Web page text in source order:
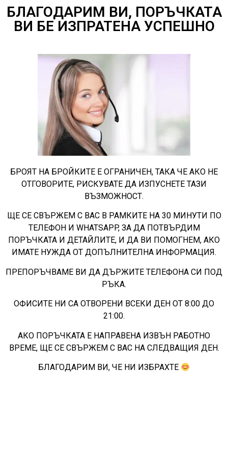
БЛАГОДАРИМ ВИ, ПОРЪЧКАТА
ВИ БЕ ИЗПРАТЕНА УСПЕШНО
БРОЯТ НА БРОЙКИТЕ Е ОГРАНИЧЕН, ТАКА ЧЕ АКО НЕ
ОТГОВОРИТЕ, РИСКУВАТЕ ДА ИЗПУСНЕТЕ ТАЗИ
ВЪЗМОЖНОСТ.
ЩЕ СЕ СВЪРЖЕМ С ВАС В РАМКИТЕ НА 30 МИНУТИ ПО
ТЕЛЕФОН И WHATSAPP, ЗА ДА ПОТВЪРДИМ
ПОРЪЧКАТА И ДЕТАЙЛИТЕ, И ДА ВИ ПОМОГНЕМ, АКО
ИМАТЕ НУЖДА ОТ ДОПЪЛНИТЕЛНА ИНФОРМАЦИЯ.
ПРЕПОРЪЧВАМЕ ВИ ДА ДЪРЖИТЕ ТЕЛЕФОНА СИ ПОД
РЪКА.
ОФИСИТЕ НИ СА ОТВОРЕНИ ВСЕКИ ДЕН ОТ 8:00 ДО
21:00.
АКО ПОРЪЧКАТА Е НАПРАВЕНА ИЗВЪН РАБОТНО
ВРЕМЕ, ЩЕ СЕ СВЪРЖЕМ С ВАС НА СЛЕДВАЩИЯ ДЕН.
БЛАГОДАРИМ ВИ, ЧЕ НИ ИЗБРАХТЕ